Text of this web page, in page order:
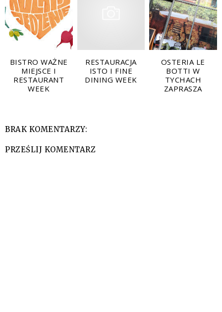
BISTRO WAŻNE
MIEJSCE I
RESTAURANT
WEEK
RESTAURACJA
ISTO I FINE
DINING WEEK
OSTERIA LE
BOTTI W
TYCHACH
ZAPRASZA
BRAK KOMENTARZY:
PRZEŚLIJ KOMENTARZ